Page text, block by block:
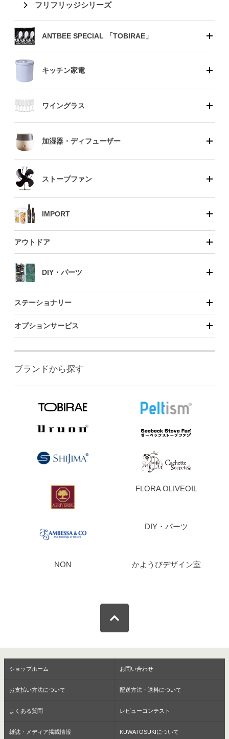
フリフリッジシリーズ
ANTBEE SPECIAL 「TOBIRAE」
キッチン家電
ワイングラス
加湿器・ディフューザー
ストーブファン
IMPORT
アウトドア
DIY・パーツ
ステーショナリー
オプションサービス
ブランドから探す
FLORA OLIVEOIL
DIY・パーツ
NON かようびデザイン室
ショップホーム お問い合わせ
お支払い方法について 配送方法・送料について
よくある質問 レビューコンテスト
雑誌・メディア掲載情報 KUWATOSUKIについて